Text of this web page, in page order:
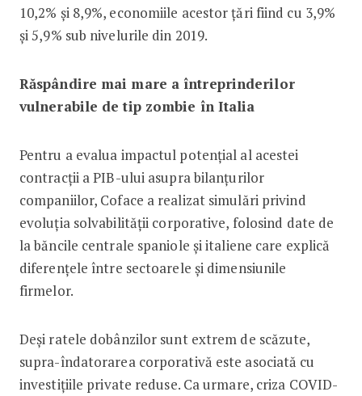
10,2% și 8,9%, economiile acestor țări fiind cu 3,9%
și 5,9% sub nivelurile din 2019.
Răspândire mai mare a întreprinderilor
vulnerabile de tip zombie în Italia
Pentru a evalua impactul potențial al acestei
contracții a PIB-ului asupra bilanțurilor
companiilor, Coface a realizat simulări privind
evoluția solvabilității corporative, folosind date de
la băncile centrale spaniole și italiene care explică
diferențele între sectoarele și dimensiunile
firmelor.
Deși ratele dobânzilor sunt extrem de scăzute,
supra-îndatorarea corporativă este asociată cu
investițiile private reduse. Ca urmare, criza COVID-